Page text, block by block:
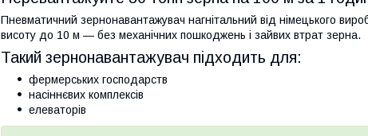
Пневматичний зернонавантажувач нагнітальний від німецького
висоту до 10 м — без механічних пошкоджень і зайвих втрат зерна.
Такий зернонавантажувач підходить для:
фермерських господарств
насіннєвих комплексів
елеваторів